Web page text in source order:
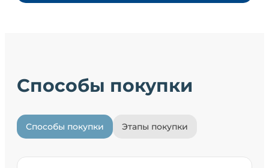
Способы покупки
Способы покупки Этапы покупки